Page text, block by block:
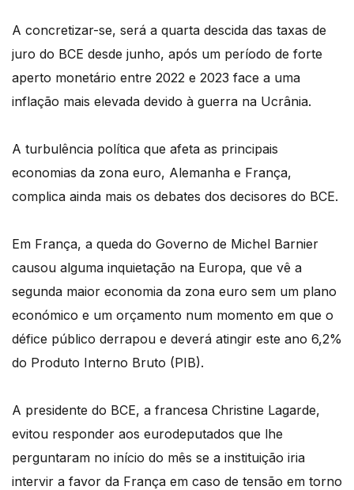
A concretizar-se, será a quarta descida das taxas de
juro do BCE desde junho, após um período de forte
aperto monetário entre 2022 e 2023 face a uma
inflação mais elevada devido à guerra na Ucrânia.
A turbulência política que afeta as principais
economias da zona euro, Alemanha e França,
complica ainda mais os debates dos decisores do BCE.
Em França, a queda do Governo de Michel Barnier
causou alguma inquietação na Europa, que vê a
segunda maior economia da zona euro sem um plano
económico e um orçamento num momento em que o
défice público derrapou e deverá atingir este ano 6,2%
do Produto Interno Bruto (PIB).
A presidente do BCE, a francesa Christine Lagarde,
evitou responder aos eurodeputados que lhe
perguntaram no início do mês se a instituição iria
intervir a favor da França em caso de tensão em torno